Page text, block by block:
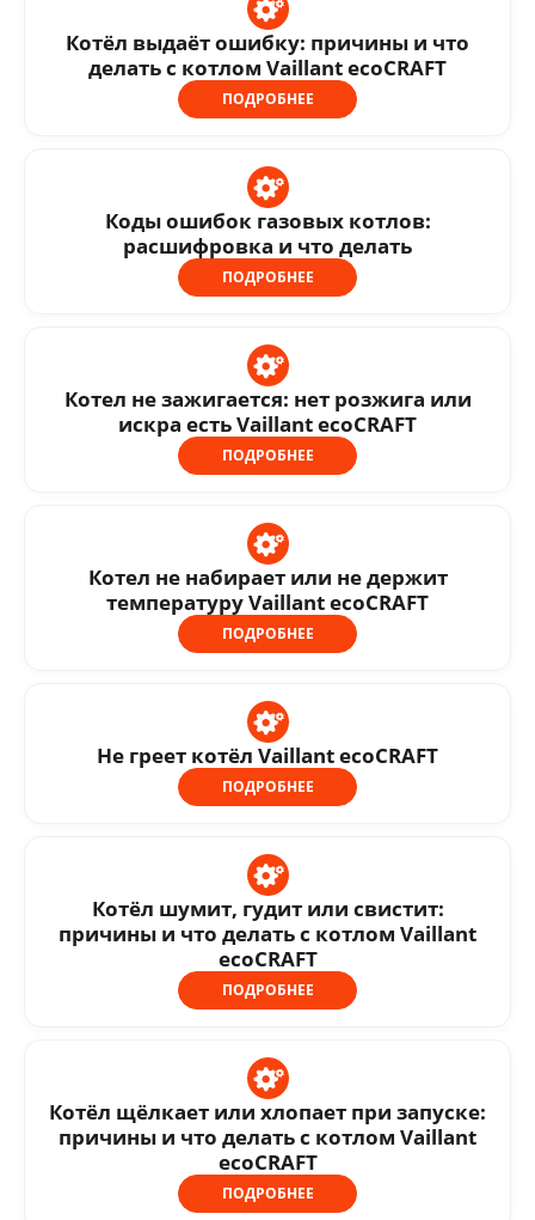
Котёл выдаёт ошибку: причины и что
делать с котлом Vaillant ecoCRAFT
ПОДРОБНЕЕ
Коды ошибок газовых котлов:
расшифровка и что делать
ПОДРОБНЕЕ
Котел не зажигается: нет розжига или
искра есть Vaillant ecoCRAFT
ПОДРОБНЕЕ
Котел не набирает или не держит
температуру Vaillant ecoCRAFT
ПОДРОБНЕЕ
Не греет котёл Vaillant ecoCRAFT
ПОДРОБНЕЕ
Котёл шумит, гудит или свистит:
причины и что делать с котлом Vaillant
ecoCRAFT
ПОДРОБНЕЕ
Котёл щёлкает или хлопает при запуске:
причины и что делать с котлом Vaillant
ecoCRAFT
ПОДРОБНЕЕ